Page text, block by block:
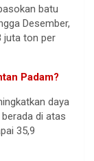
batu
Desember,
juta ton per
Padam?
daya
di atas
35,9